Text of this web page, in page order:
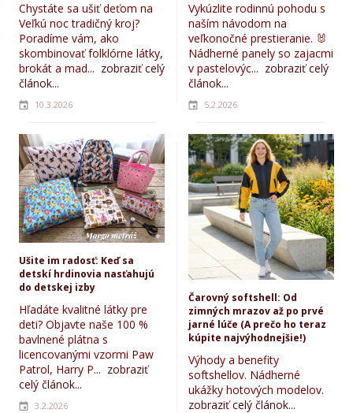
Chystáte sa ušiť deťom na
Veľkú noc tradičný kroj?
Poradíme vám, ako
skombinovať folklórne látky,
brokát a mad... zobraziť celý
článok...
10.3.2026
Vykúzlite rodinnú pohodu s
naším návodom na
veľkonočné prestieranie. 🐰
Nádherné panely so zajacmi
v pastelovýc... zobraziť celý
článok...
5.2.2026
Ušite im radosť: Keď sa
detskí hrdinovia nasťahujú
do detskej izby
Hľadáte kvalitné látky pre
deti? Objavte naše 100 %
bavlnené plátna s
licencovanými vzormi Paw
Patrol, Harry P... zobraziť
celý článok...
3.2.2026
Čarovný softshell: Od
zimných mrazov až po prvé
jarné lúče (A prečo ho teraz
kúpite najvýhodnejšie!)
Výhody a benefity
softshellov. Nádherné
ukážky hotových modelov.
zobraziť celý článok...